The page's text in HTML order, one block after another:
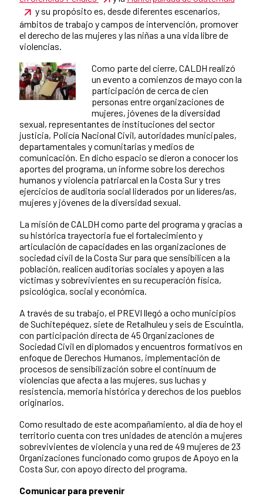
y su propósito es, desde diferentes escenarios,
ámbitos de trabajo y campos de intervención, promover
el derecho de las mujeres y las niñas a una vida libre de
violencias.
Como parte del cierre, CALDH realizó
un evento a comienzos de mayo con la
participación de cerca de cien
personas entre organizaciones de
mujeres, jóvenes de la diversidad
sexual, representantes de instituciones del sector
justicia, Policía Nacional Civil, autoridades municipales,
departamentales y comunitarias y medios de
comunicación. En dicho espacio se dieron a conocer los
aportes del programa, un informe sobre los derechos
humanos y violencia patriarcal en la Costa Sur y tres
ejercicios de auditoría social liderados por un líderes/as,
mujeres y jóvenes de la diversidad sexual.
La misión de CALDH como parte del programa y gracias a
su histórica trayectoria fue el fortalecimiento y
articulación de capacidades en las organizaciones de
sociedad civil de la Costa Sur para que sensibilicen a la
población, realicen auditorías sociales y apoyen a las
víctimas y sobrevivientes en su recuperación física,
psicológica, social y económica.
A través de su trabajo, el PREVI llegó a ocho municipios
de Suchitepéquez, siete de Retalhuleu y seis de Escuintla,
con participación directa de 45 Organizaciones de
Sociedad Civil en diplomados y encuentros formativos en
enfoque de Derechos Humanos, implementación de
procesos de sensibilización sobre el continuum de
violencias que afecta a las mujeres, sus luchas y
resistencia, memoria histórica y derechos de los pueblos
originarios.
Como resultado de este acompañamiento, al día de hoy el
territorio cuenta con tres unidades de atención a mujeres
sobrevivientes de violencia y una red de 49 mujeres de 23
Organizaciones funcionado como grupos de Apoyo en la
Costa Sur, con apoyo directo del programa.
Comunicar para prevenir